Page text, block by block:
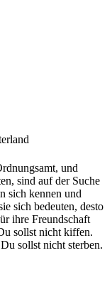
und
sind auf der Suche
sich kennen und
sich bedeuten, desto
ihre Freundschaft
sollst nicht kiffen.
sollst nicht sterben.